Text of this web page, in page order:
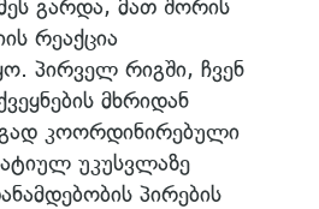
გარდა, მათ შორის
რეაქცია
პირველ რიგში, ჩვენ
მხრიდან
კოორდინირებული
უკუსვლაზე
პირების